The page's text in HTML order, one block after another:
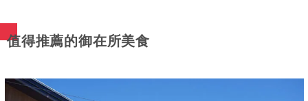
值得推薦的御在所美食